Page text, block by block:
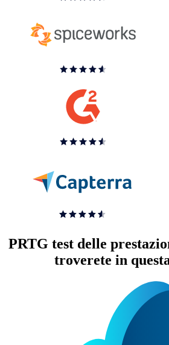
PRTG test delle
troverete in